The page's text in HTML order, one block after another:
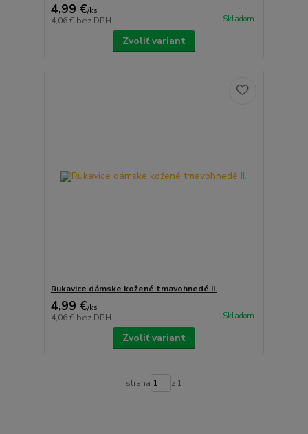
4,99 €/ks
4,06 € bez DPH Skladom
Zvoliť variant
Rukavice dámske kožené tmavohnedé II.
4,99 €/ks
4,06 € bez DPH Skladom
Zvoliť variant
strana z 1